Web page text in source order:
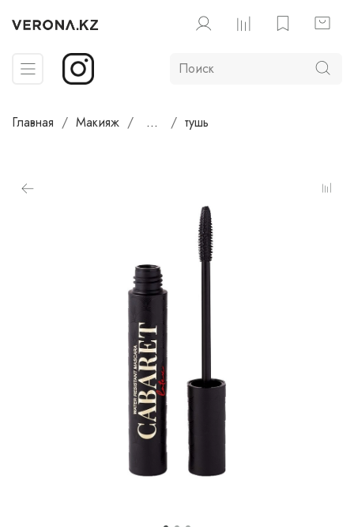
Главная Макияж ... тушь